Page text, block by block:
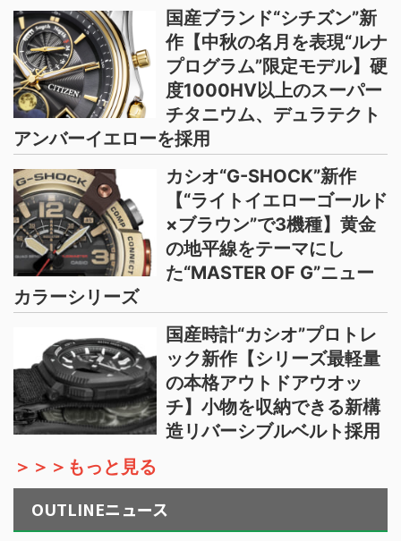
国産ブランド“シチズン”新
作【中秋の名月を表現“ルナ
プログラム”限定モデル】硬
度1000HV以上のスーパー
チタニウム、デュラテクト
アンバーイエローを採用
カシオ“G-SHOCK”新作
【“ライトイエローゴールド
×ブラウン”で3機種】黄金
の地平線をテーマにし
た“MASTER OF G”ニュー
カラーシリーズ
国産時計“カシオ”プロトレ
ック新作【シリーズ最軽量
の本格アウトドアウオッ
チ】小物を収納できる新構
造リバーシブルベルト採用
＞＞＞もっと見る
OUTLINEニュース